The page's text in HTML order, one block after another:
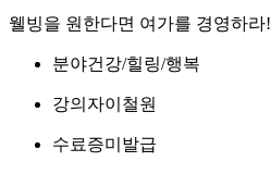
웰빙을 원한다면 여가를 경영하라!
분야건강/힐링/행복
강의자이철원
수료증미발급